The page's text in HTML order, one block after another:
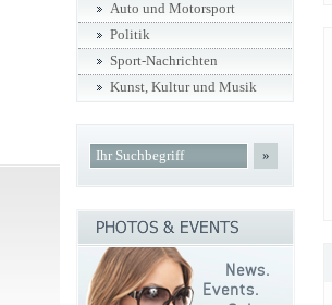
Auto und Motorsport
Politik
Sport-Nachrichten
Kunst, Kultur und Musik
»